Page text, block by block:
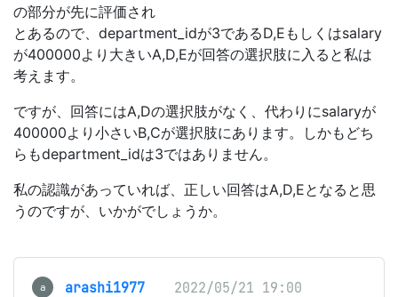
の部分が先に評価され
とあるので、department_idが3であるD,Eもしくはsalary
が400000より大きいA,D,Eが回答の選択肢に入ると私は
考えます。
ですが、回答にはA,Dの選択肢がなく、代わりにsalaryが
400000より小さいB,Cが選択肢にあります。しかもどち
らもdepartment_idは3ではありません。
私の認識があっていれば、正しい回答はA,D,Eとなると思
うのですが、いかがでしょうか。
a arashi1977 2022/05/21 19:00